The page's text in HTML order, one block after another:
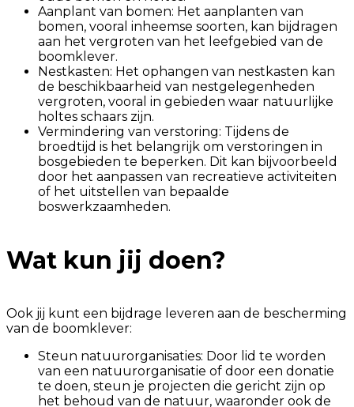
Aanplant van bomen: Het aanplanten van
bomen, vooral inheemse soorten, kan bijdragen
aan het vergroten van het leefgebied van de
boomklever.
Nestkasten: Het ophangen van nestkasten kan
de beschikbaarheid van nestgelegenheden
vergroten, vooral in gebieden waar natuurlijke
holtes schaars zijn.
Vermindering van verstoring: Tijdens de
broedtijd is het belangrijk om verstoringen in
bosgebieden te beperken. Dit kan bijvoorbeeld
door het aanpassen van recreatieve activiteiten
of het uitstellen van bepaalde
boswerkzaamheden.
Wat kun jij doen?
Ook jij kunt een bijdrage leveren aan de bescherming
van de boomklever:
Steun natuurorganisaties: Door lid te worden
van een natuurorganisatie of door een donatie
te doen, steun je projecten die gericht zijn op
het behoud van de natuur, waaronder ook de